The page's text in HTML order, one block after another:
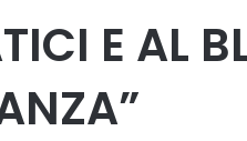
E AL